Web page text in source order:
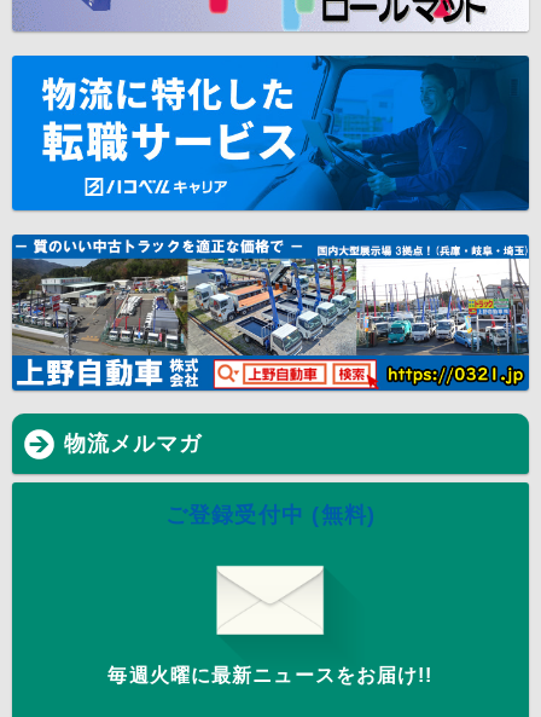
物流メルマガ
ご登録受付中 (無料)
毎週火曜に最新ニュースをお届け!!